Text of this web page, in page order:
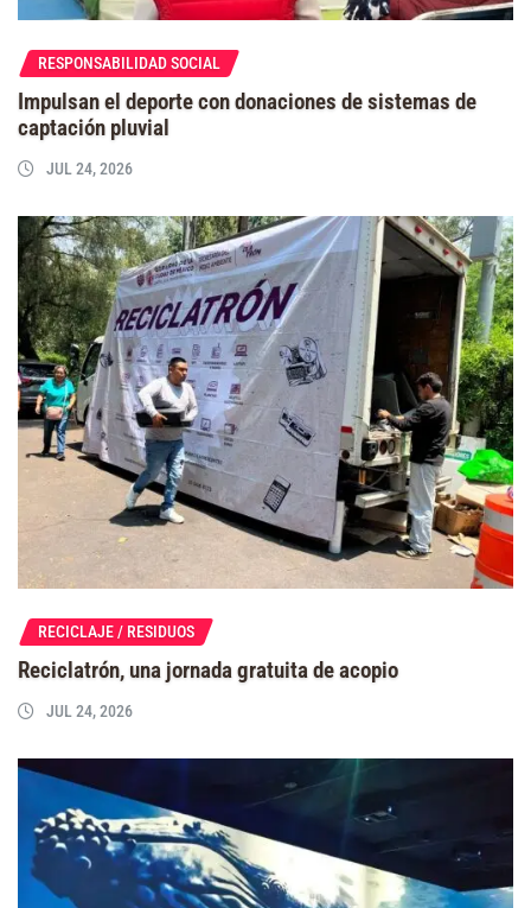
RESPONSABILIDAD SOCIAL
Impulsan el deporte con donaciones de sistemas de
captación pluvial
JUL 24, 2026
RECICLAJE / RESIDUOS
Reciclatrón, una jornada gratuita de acopio
JUL 24, 2026